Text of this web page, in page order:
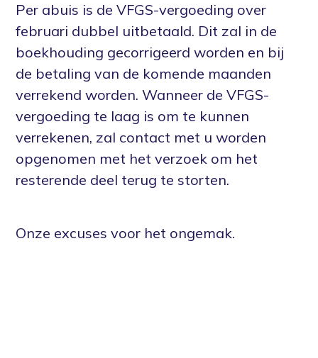
Per abuis is de VFGS-vergoeding over
februari dubbel uitbetaald. Dit zal in de
boekhouding gecorrigeerd worden en bij
de betaling van de komende maanden
verrekend worden. Wanneer de VFGS-
vergoeding te laag is om te kunnen
verrekenen, zal contact met u worden
opgenomen met het verzoek om het
resterende deel terug te storten.
Onze excuses voor het ongemak.